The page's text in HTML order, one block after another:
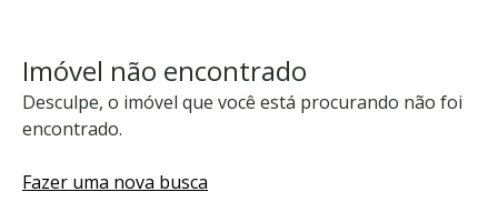
Imóvel não encontrado
Desculpe, o imóvel que você está procurando não foi
encontrado.
Fazer uma nova busca